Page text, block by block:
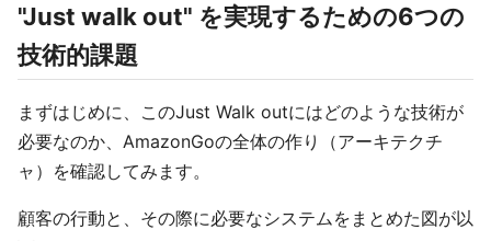
"Just walk out" を実現するための6つの
技術的課題
まずはじめに、このJust Walk outにはどのような技術が
必要なのか、AmazonGoの全体の作り（アーキテクチ
ャ）を確認してみます。
顧客の行動と、その際に必要なシステムをまとめた図が以